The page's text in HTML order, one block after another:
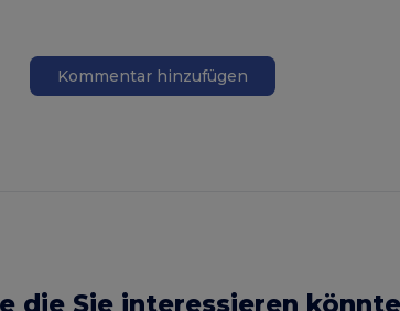
Kommentar hinzufügen